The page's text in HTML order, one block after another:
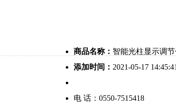
商品名称： 智能光柱显示调
添加时间： 2021-05-17
电 话：0550-7515418